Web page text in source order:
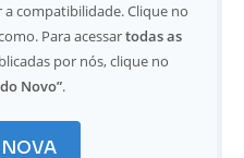
compatibilidade. Clique no
Para acessartodas as
por nós, clique no
Novo”.